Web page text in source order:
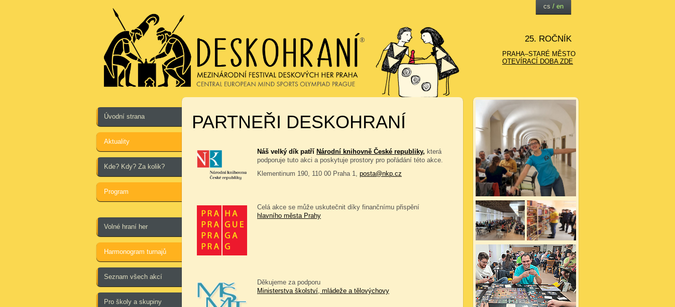
25. ROČNÍK
PRAHA–STARÉ MĚSTO
OTEVÍRACÍ DOBA ZDE
cs / en
Úvodní strana
Aktuality
Kde? Kdy? Za kolik?
Program
Volné hraní her
Harmonogram turnajů
Seznam všech akcí
Pro školy a skupiny
PARTNEŘI DESKOHRANÍ
Náš velký dík patří Národní knihovně České republiky, která
podporuje tuto akci a poskytuje prostory pro pořádání této akce.
Klementinum 190, 110 00 Praha 1, posta@nkp.cz
Celá akce se může uskutečnit díky finančnímu přispění
hlavního města Prahy
Děkujeme za podporu
Ministerstva školství, mládeže a tělovýchovy